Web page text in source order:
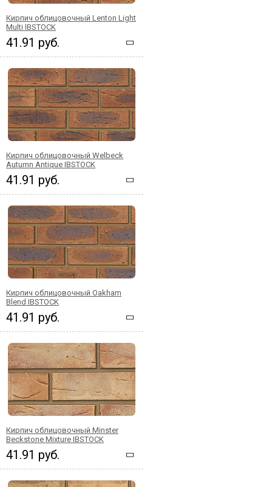
Кирпич облицовочный Lenton Light
Multi IBSTOCK
41.91 руб.
Кирпич облицовочный Welbeck
Autumn Antique IBSTOCK
41.91 руб.
Кирпич облицовочный Oakham
Blend IBSTOCK
41.91 руб.
Кирпич облицовочный Minster
Beckstone Mixture IBSTOCK
41.91 руб.